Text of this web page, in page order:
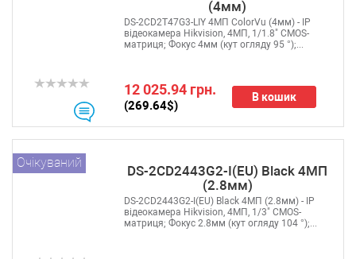
(4мм)
12 025.94 грн.
(269.64$)
В кошик
DS-2CD2T47G3-LIY 4МП ColorVu (4мм) - IP
відеокамера Hikvision, 4МП, 1/1.8" CMOS-
матриця; Фокус 4мм (кут огляду 95 °);...
DS-2CD2443G2-I(EU) Black 4МП
(2.8мм)
Очікуваний
DS-2CD2443G2-I(EU) Black 4МП (2.8мм) - IP
відеокамера Hikvision, 4МП, 1/3" CMOS-
матриця; Фокус 2.8мм (кут огляду 104 °);...